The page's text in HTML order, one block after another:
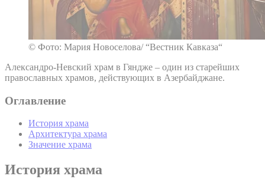
© Фото: Мария Новоселова/ “Вестник Кавказа“
Александро-Невский храм в Гяндже – один из старейших
православных храмов, действующих в Азербайджане.
Оглавление
История храма
Архитектура храма
Значение храма
История храма